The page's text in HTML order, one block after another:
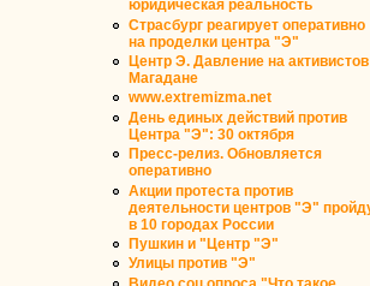
юридическая реальность
Страсбург реагирует оперативно
на проделки центра "Э"
Центр Э. Давление на
Магадане
www.extremizma.net
День единых действий против
Центра "Э": 30 октября
Пресс-релиз. Обновляется
оперативно
Акции протеста против
деятельности центров "Э"
в 10 городах России
Пушкин и "Центр "Э"
Улицы против "Э"